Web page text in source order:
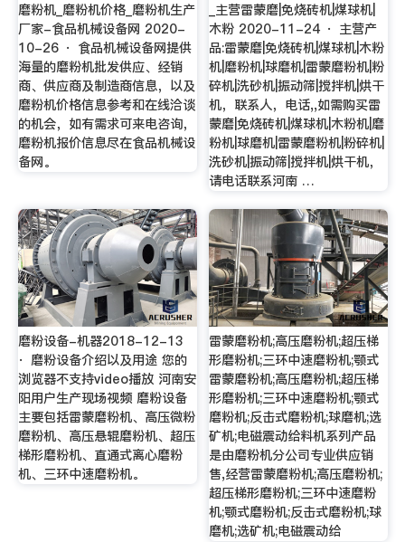
磨粉机_磨粉机价格_磨粉机生产
厂家-食品机械设备网 2020-
10-26 · 食品机械设备网提供
海量的磨粉机批发供应、经销
商、供应商及制造商信息，以及
磨粉机价格信息参考和在线洽谈
的机会，如有需求可来电咨询，
磨粉机报价信息尽在食品机械设
备网。
_主营雷蒙磨|免烧砖机|煤球机|
木粉 2020-11-24 · 主营产
品:雷蒙磨|免烧砖机|煤球机|木粉
机|磨粉机|球磨机|雷蒙磨粉机|粉
碎机|洗砂机|振动筛|搅拌机|烘干
机，联系人，电话,,如需购买雷
蒙磨|免烧砖机|煤球机|木粉机|磨
粉机|球磨机|雷蒙磨粉机|粉碎机|
洗砂机|振动筛|搅拌机|烘干机，
请电话联系河南 …
磨粉设备-机器2018-12-13
· 磨粉设备介绍以及用途 您的
浏览器不支持video播放 河南安
阳用户生产现场视频 磨粉设备
主要包括雷蒙磨粉机、高压微粉
磨粉机、高压悬辊磨粉机、超压
梯形磨粉机、直通式离心磨粉
机、三环中速磨粉机。
雷蒙磨粉机;高压磨粉机;超压梯
形磨粉机;三环中速磨粉机;颚式
雷蒙磨粉机;高压磨粉机;超压梯
形磨粉机;三环中速磨粉机;颚式
磨粉机;反击式磨粉机;球磨机;选
矿机;电磁震动给料机系列产品
是由磨粉机分公司专业供应销
售,经营雷蒙磨粉机;高压磨粉机;
超压梯形磨粉机;三环中速磨粉
机;颚式磨粉机;反击式磨粉机;球
磨机;选矿机;电磁震动给